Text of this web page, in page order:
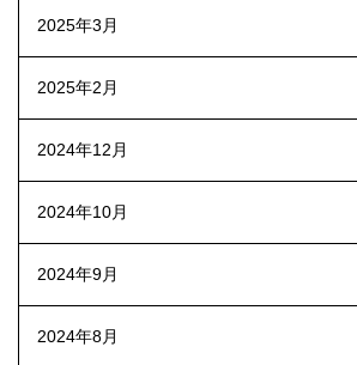
2025年3月
2025年2月
2024年12月
2024年10月
2024年9月
2024年8月